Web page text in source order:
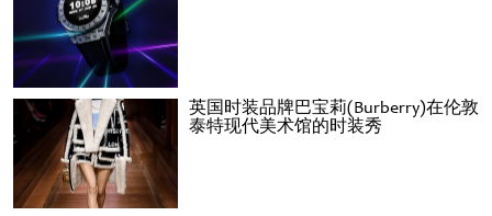
英国时装品牌巴宝莉(Burberry)在伦敦
泰特现代美术馆的时装秀